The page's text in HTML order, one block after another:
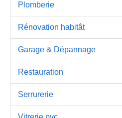
Plomberie
Rénovation habitât
Garage & Dépannage
Restauration
Serrurerie